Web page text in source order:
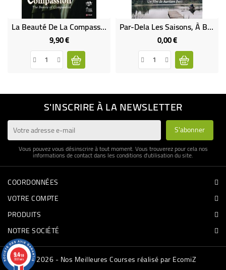
La Beauté De La Compassion - Jean Vanier (rare - Épuisé)
9,90 €Prix
Par-Dela Les Saisons, À Baltriskes
0,00 €Prix
S'INSCRIRE À LA NEWSLETTER
Vous pouvez vous désinscrire à tout moment. Vous trouverez pour cela nos
informations de contact dans les conditions d'utilisation du site.
COORDONNÉES
VOTRE COMPTE
PRODUITS
NOTRE SOCIÉTÉ
© 2026 - Nos Meilleures Courses réalisé par EcomiZ
9.4/10
3337 avis